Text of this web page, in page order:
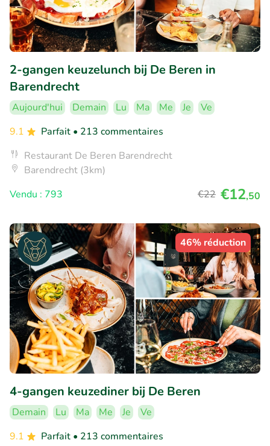
2-gangen keuzelunch bij De Beren in
Barendrecht
Aujourd'hui Demain Lu Ma Me Je
Ve
9.1
Parfait • 213 commentaires
Restaurant De Beren Barendrecht
Barendrecht (3km)
Vendu : 793
€22 €12,50
46% réduction
4-gangen keuzediner bij De Beren
Demain Lu Ma Me Je
Ve
9.1
Parfait • 213 commentaires